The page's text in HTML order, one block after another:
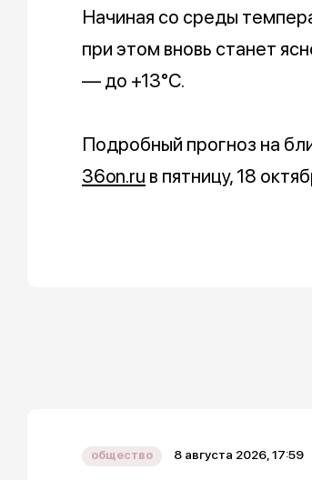
Начиная со среды
при этом вновь станет
— до +13°C.
Подробный прогноз на
36on.ru в пятницу, 18
общество 8 августа 2026, 17:59